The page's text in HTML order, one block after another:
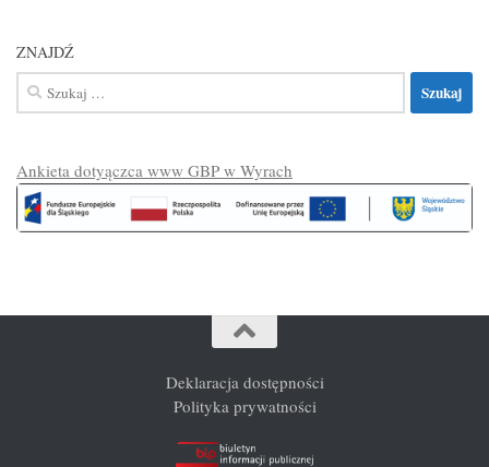
ZNAJDŹ
Szukaj:
Ankieta dotyączca www GBP w Wyrach
Deklaracja dostępności
Polityka prywatności